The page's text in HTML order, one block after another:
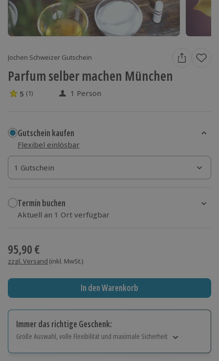
Jochen Schweizer Gutschein
Parfum selber machen München
5 Sterne von 5 aus 1 Bewertungen
5 (1) 1 Person
Gutschein kaufen
Flexibel einlösbar
1 Gutschein
1 Gutschein
1 Gutschein
Termin buchen
Aktuell an 1 Ort verfügbar
95,90 €
zzgl. Versand (inkl. MwSt.)
In den Warenkorb
Immer das richtige Geschenk:
Große Auswahl, volle Flexibilität und maximale Sicherheit